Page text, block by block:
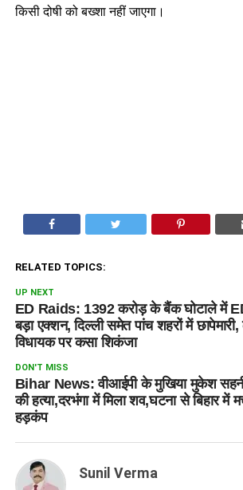
किसी दोषी को बख्शा नहीं जाएगा।
RELATED TOPICS:
UP NEXT
ED Raids: 1392 करोड़ के बैंक घोटाले में
बड़ा एक्शन, दिल्ली समेत पांच शहरों में
विधायक पर कसा शिकंजा
DON'T MISS
Bihar News: वीआईपी के मुखिया मुकेश
की हत्या,दरभंगा में मिला शव,घटना से बिहार में
हड़कंप
Sunil Verma